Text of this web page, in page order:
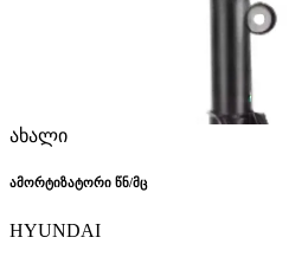
ახალი
ამორტიზატორი წნ/მც
HYUNDAI